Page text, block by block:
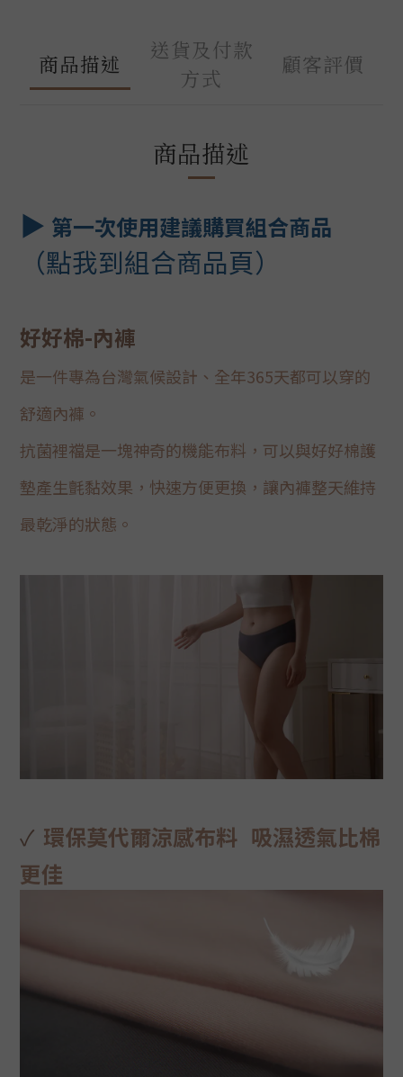
商品描述
送貨及付款
方式
顧客評價
商品描述
▶︎ 第一次使用建議購買組合商品
（點我到組合商品頁）
好好棉-內褲
是一件專為台灣氣候設計、全年365天都可以穿的
舒適內褲。
抗菌裡襠是一塊神奇的機能布料，可以與好好棉護
墊產生氈黏效果， 快速方便更換，讓內褲整天維持
最乾淨的狀態。
✓ 環保莫代爾涼感布料 吸濕透氣比棉
更佳